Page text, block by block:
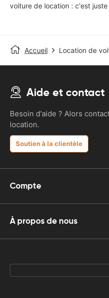
voiture de location : c'est
Accueil Location de
Aide et contact
Besoin d'aide ? Alors
location.
Soutien à la clientèle
Compte
À propos de nous